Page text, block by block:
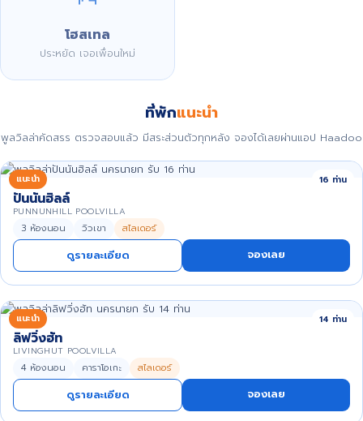
โฮสเทล
ประหยัด เจอเพื่อนใหม่
ที่พักแนะนำ
พูลวิลล่าคัดสรร ตรวจสอบแล้ว มีสระส่วนตัวทุกหลัง จองได้เลยผ่านแอป Haadoo
แนะนำ 16 ท่าน
ปันนันฮิลล์
PUNNUNHILL POOLVILLA
3 ห้องนอน วิวเขา สไลเดอร์
ดูรายละเอียด จองเลย
แนะนำ 14 ท่าน
ลิฟวิ่งฮัท
LIVINGHUT POOLVILLA
4 ห้องนอน คาราโอเกะ สไลเดอร์
ดูรายละเอียด จองเลย